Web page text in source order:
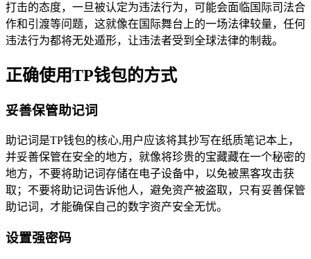
打击的态度，一旦被认定为违法行为，可能会面临国际司法合
作和引渡等问题，这就像在国际舞台上的一场法律较量，任何
违法行为都将无处遁形，让违法者受到全球法律的制裁。
正确使用TP钱包的方式
妥善保管助记词
助记词是TP钱包的核心,用户应该将其抄写在纸质笔记本上，
并妥善保管在安全的地方，就像将珍贵的宝藏藏在一个秘密的
地方，不要将助记词存储在电子设备中，以免被黑客攻击获
取；不要将助记词告诉他人，避免资产被盗取，只有妥善保管
助记词，才能确保自己的数字资产安全无忧。
设置强密码